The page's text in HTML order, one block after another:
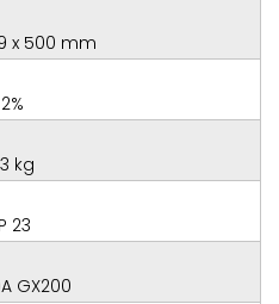
21
x 500 mm
2%
kg
23
GX200